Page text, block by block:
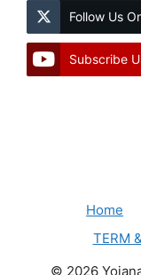
Follow Us
Subscribe
Home
TERM
© 2026